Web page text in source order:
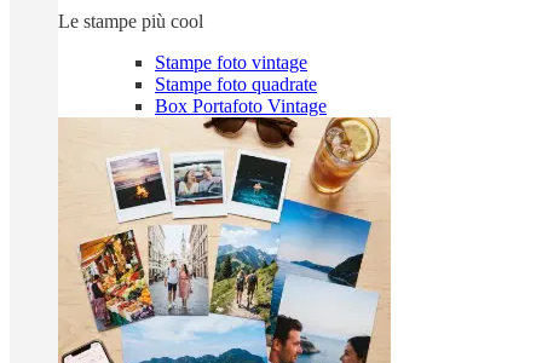
Le stampe più cool
Stampe foto vintage
Stampe foto quadrate
Box Portafoto Vintage